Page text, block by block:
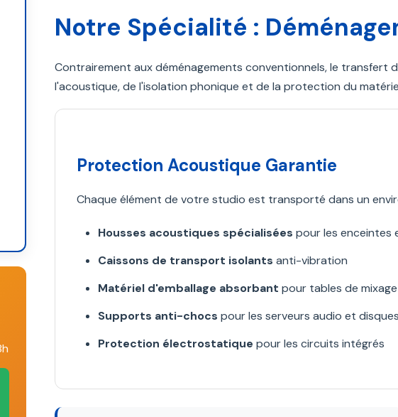
Notre Spécialité :
Contrairement aux déménagements conventionnels, le
l'acoustique, de l'isolation phonique et de la protection du
Protection Acoustique Garantie
Chaque élément de votre studio est transporté dans un
Housses acoustiques spécialisées pour les enceintes
Caissons de transport isolants anti-vibration
Matériel d'emballage absorbant pour tables de
Supports anti-chocs pour les serveurs audio et
Protection électrostatique pour les circuits intégrés